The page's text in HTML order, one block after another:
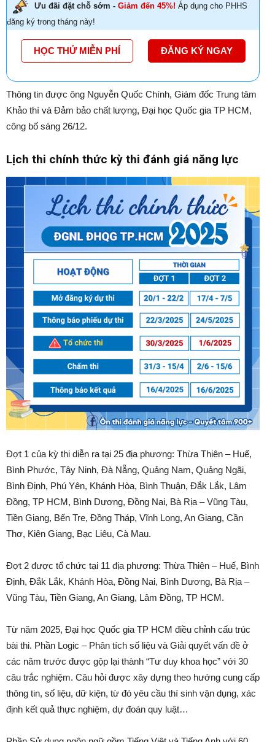
Ưu đãi đặt chỗ sớm - Giảm đến 45%! Áp dụng cho PHHS
đăng ký trong tháng này!
HỌC THỬ MIỄN PHÍ ĐĂNG KÝ NGAY
Thông tin được ông Nguyễn Quốc Chính, Giám đốc Trung tâm
Khảo thí và Đảm bảo chất lượng, Đại học Quốc gia TP HCM,
công bố sáng 26/12.
Lịch thi chính thức kỳ thi đánh giá năng lực
Đợt 1 của kỳ thi diễn ra tại 25 địa phương: Thừa Thiên – Huế,
Bình Phước, Tây Ninh, Đà Nẵng, Quảng Nam, Quảng Ngãi,
Bình Định, Phú Yên, Khánh Hòa, Bình Thuận, Đắk Lắk, Lâm
Đồng, TP HCM, Bình Dương, Đồng Nai, Bà Rịa – Vũng Tàu,
Tiền Giang, Bến Tre, Đồng Tháp, Vĩnh Long, An Giang, Cần
Thơ, Kiên Giang, Bạc Liêu, Cà Mau.
Đợt 2 được tổ chức tại 11 địa phương: Thừa Thiên – Huế, Bình
Định, Đắk Lắk, Khánh Hòa, Đồng Nai, Bình Dương, Bà Rịa –
Vũng Tàu, Tiền Giang, An Giang, Lâm Đồng, TP HCM.
Từ năm 2025, Đại học Quốc gia TP HCM điều chỉnh cấu trúc
bài thi. Phần Logic – Phân tích số liệu và Giải quyết vấn đề ở
các năm trước được gộp lại thành “Tư duy khoa học” với 30
câu trắc nghiệm. Câu hỏi được xây dựng theo hướng cung cấp
thông tin, số liệu, dữ kiện, từ đó yêu cầu thí sinh vận dụng, xác
định kết quả thực nghiệm, dự đoán quy luật…